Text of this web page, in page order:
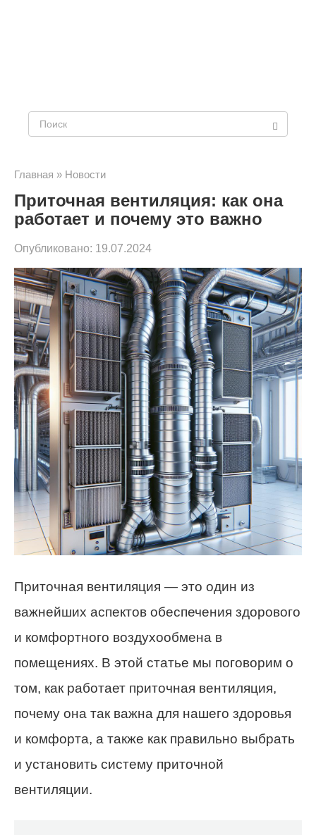
Главная » Новости
Приточная вентиляция: как она
работает и почему это важно
Опубликовано: 19.07.2024
Приточная вентиляция — это один из
важнейших аспектов обеспечения здорового
и комфортного воздухообмена в
помещениях. В этой статье мы поговорим о
том, как работает приточная вентиляция,
почему она так важна для нашего здоровья
и комфорта, а также как правильно выбрать
и установить систему приточной
вентиляции.